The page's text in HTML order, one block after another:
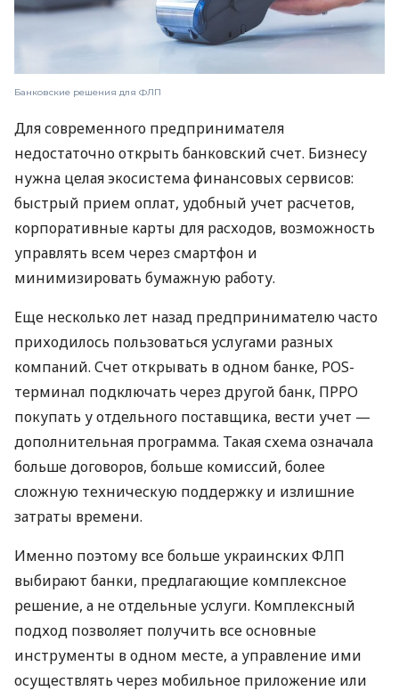
Банковские решения для ФЛП
Для современного предпринимателя
недостаточно открыть банковский счет. Бизнесу
нужна целая экосистема финансовых сервисов:
быстрый прием оплат, удобный учет расчетов,
корпоративные карты для расходов, возможность
управлять всем через смартфон и
минимизировать бумажную работу.
Еще несколько лет назад предпринимателю часто
приходилось пользоваться услугами разных
компаний. Счет открывать в одном банке, POS-
терминал подключать через другой банк, ПРРО
покупать у отдельного поставщика, вести учет —
дополнительная программа. Такая схема означала
больше договоров, больше комиссий, более
сложную техническую поддержку и излишние
затраты времени.
Именно поэтому все больше украинских ФЛП
выбирают банки, предлагающие комплексное
решение, а не отдельные услуги. Комплексный
подход позволяет получить все основные
инструменты в одном месте, а управление ими
осуществлять через мобильное приложение или